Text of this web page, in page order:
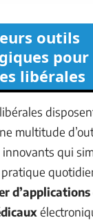
outils
pour
libérales
multitude
qui
d’applications